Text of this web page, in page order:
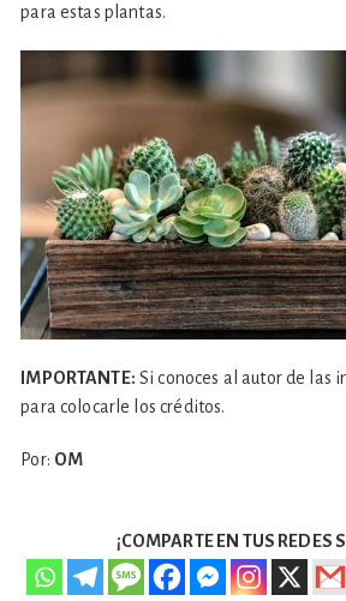
para estas plantas.
IMPORTANTE: Si conoces al autor de las
para colocarle los créditos.
Por: OM
¡COMPARTE EN TUS REDES